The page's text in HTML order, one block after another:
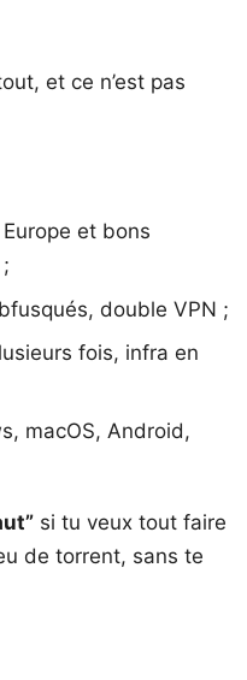
et ce n’est pas
Europe et bons
double VPN ;
fois, infra en
macOS, Android,
si tu veux tout faire
de torrent, sans te